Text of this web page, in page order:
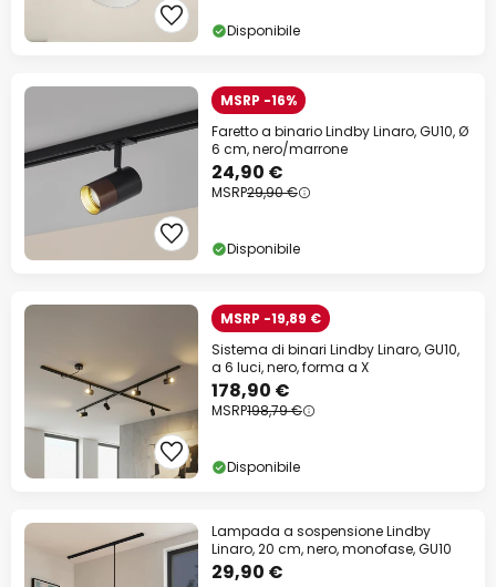
Disponibile
MSRP -16%
Faretto a binario Lindby Linaro, GU10, Ø
6 cm, nero/marrone
24,90 €
MSRP29,90 €
Disponibile
MSRP -19,89 €
Sistema di binari Lindby Linaro, GU10,
a 6 luci, nero, forma a X
178,90 €
MSRP198,79 €
Disponibile
Lampada a sospensione Lindby
Linaro, 20 cm, nero, monofase, GU10
29,90 €